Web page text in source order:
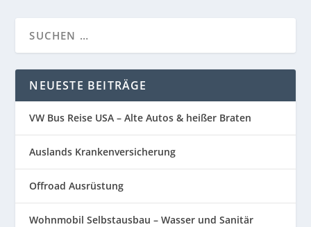
NEUESTE BEITRÄGE
VW Bus Reise USA – Alte Autos & heißer Braten
Auslands Krankenversicherung
Offroad Ausrüstung
Wohnmobil Selbstausbau – Wasser und Sanitär